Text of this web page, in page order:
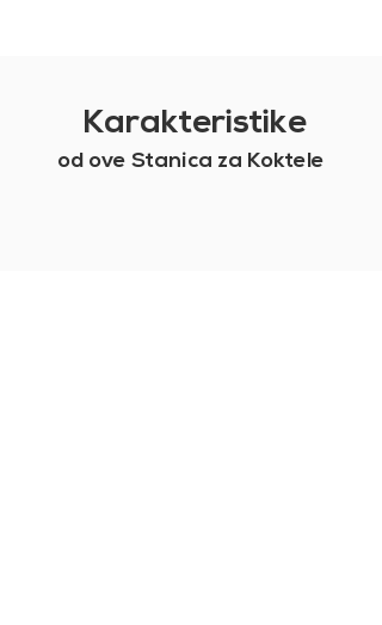
Karakteristike
od ove Stanica za Koktele